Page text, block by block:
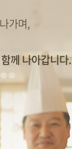
가며,
께 나아갑니다.